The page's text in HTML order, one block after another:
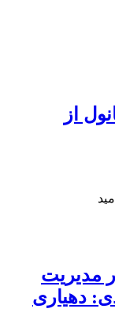
از
مدیریت
دهیاری